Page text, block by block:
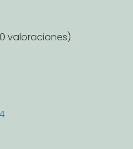
valoraciones)